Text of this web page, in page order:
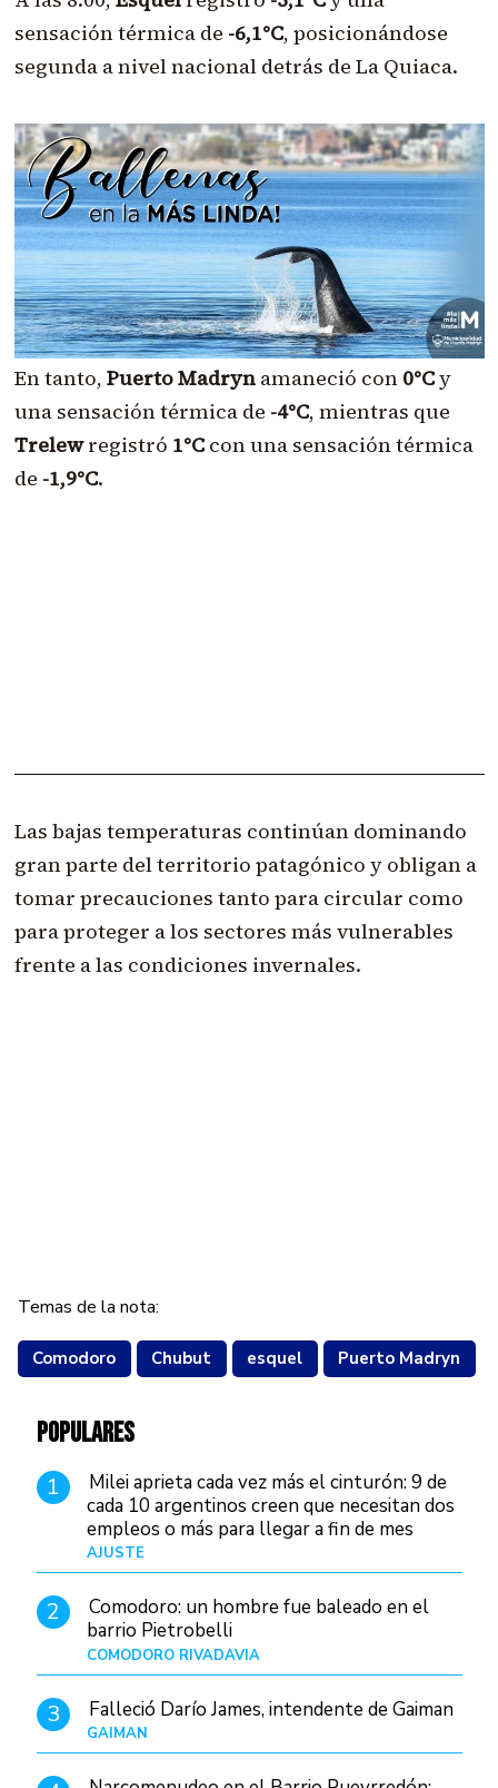
sensación térmica de -6,1°C, posicionándose
segunda a nivel nacional detrás de La Quiaca.
En tanto, Puerto Madrynamaneció con 0°Cy
una sensación térmica de -4°C, mientras que
Trelewregistró 1°Ccon una sensación térmica
de -1,9°C.
Las bajas temperaturas continúan dominando
gran parte del territorio patagónico y obligan a
tomar precauciones tanto para circular como
para proteger a los sectores más vulnerables
frente a las condiciones invernales.
Temas de la nota:
Comodoro Chubut esquel Puerto Madryn
POPULARES
1
Milei aprieta cada vez más el cinturón: 9 de
cada 10 argentinos creen que necesitan dos
empleos o más para llegar a fin de mes
AJUSTE
2
Comodoro: un hombre fue baleado en el
barrio Pietrobelli
COMODORO RIVADAVIA
3 Falleció Darío James, intendente de Gaiman
GAIMAN